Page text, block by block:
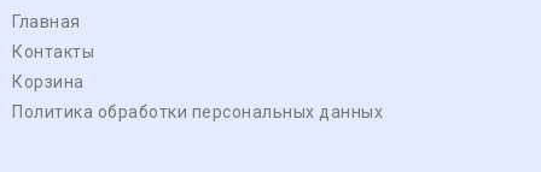
Главная
Контакты
Корзина
Политика обработки персональных данных